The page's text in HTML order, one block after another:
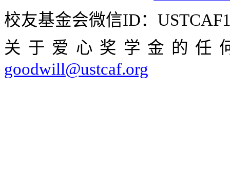
校友基金会微信ID：
关于爱心奖学金的任
goodwill@ustcaf.org